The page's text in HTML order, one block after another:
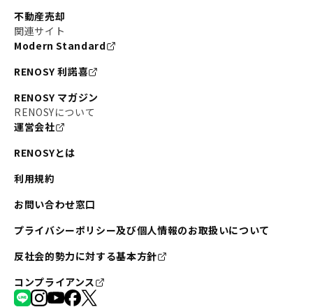
不動産売却
関連サイト
Modern Standard
RENOSY 利諾喜
RENOSY マガジン
RENOSYについて
運営会社
RENOSYとは
利用規約
お問い合わせ窓口
プライバシーポリシー及び個人情報のお取扱いについて
反社会的勢力に対する基本方針
コンプライアンス